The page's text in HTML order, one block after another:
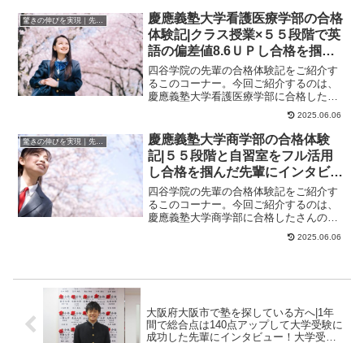
慶應義塾大学看護医療学部の合格
体験記|クラス授業×５５段階で英
語の偏差値8.6ＵＰし合格を掴ん
だ先輩にインタビュー！大学受験
予備校四谷学院
四谷学院の先輩の合格体験記をご紹介す
るこのコーナー。今回ご紹介するのは、
慶應義塾大学看護医療学部に合格したさ
んのストーリーです。さんが合格した大
2025.06.06
驚きの伸びを実現｜先輩列伝
慶應義塾大学商学部の合格体験
記|５５段階と自習室をフル活用
し合格を掴んだ先輩にインタビュ
ー！大学受験予備校四谷学院
四谷学院の先輩の合格体験記をご紹介す
るこのコーナー。今回ご紹介するのは、
慶應義塾大学商学部に合格したさんのス
トーリーです。さんが合格した大学慶應
2025.06.06
大阪府大阪市で塾を探している方へ|1年
間で総合点は140点アップして大学受験に
成功した先輩にインタビュー！大学受験